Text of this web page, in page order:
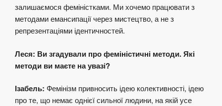
залишаємося феміністками. Ми хочемо працювати з
методами емансипації через мистецтво, а не з
репрезентаціями ідентичностей.
Леся: Ви згадували про феміністичні методи. Які
методи ви маєте на увазі?
Ізабель: Фемінізм привносить ідею колективності, ідею
про те, що немає однієї сильної людини, на якій усе